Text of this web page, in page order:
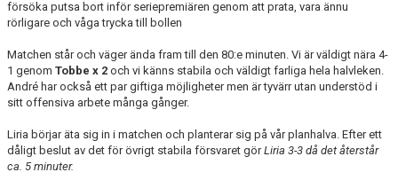
försöka putsa bort inför seriepremiären genom att prata, vara ännu
rörligare och våga trycka till bollen
Matchen står och väger ända fram till den 80:e minuten. Vi är väldigt nära 4-
1 genom Tobbe x 2 och vi känns stabila och väldigt farliga hela halvleken.
André har också ett par giftiga möjligheter men är tyvärr utan understöd i
sitt offensiva arbete många gånger.
Liria börjar äta sig in i matchen och planterar sig på vår planhalva. Efter ett
dåligt beslut av det för övrigt stabila försvaret görLiria 3-3 då det återstår
ca. 5 minuter.